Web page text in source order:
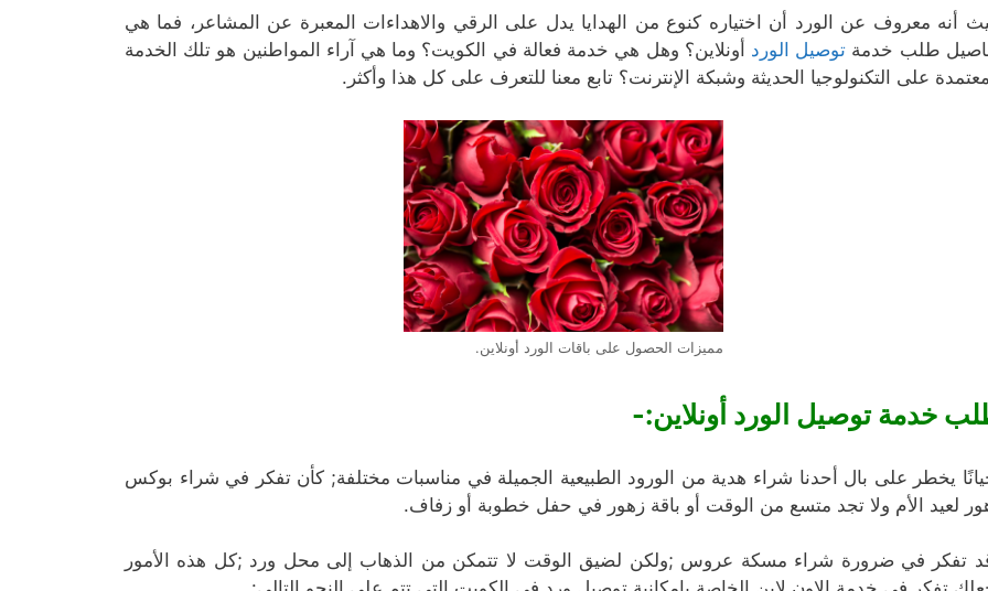
أنه معروف عن الورد أن اختياره كنوع من الهدايا يدل على الرقي والاهداءات المعبرة عن المشاعر، فما هي
طلب خدمة توصيل الورد أونلاين؟ وهل هي خدمة فعالة في الكويت؟ وما هي آراء المواطنين هو تلك الخدمة
على التكنولوجيا الحديثة وشبكة الإنترنت؟ تابع معنا للتعرف على كل هذا وأكثر.
مميزات الحصول على باقات الورد أونلاين.
خدمة توصيل الورد أونلاين:-
يخطر على بال أحدنا شراء هدية من الورود الطبيعية الجميلة في مناسبات مختلفة; كأن تفكر في شراء بوكس
لعيد الأم ولا تجد متسع من الوقت أو باقة زهور في حفل خطوبة أو زفاف.
تفكر في ضرورة شراء مسكة عروس ;ولكن لضيق الوقت لا تتمكن من الذهاب إلى محل ورد ;كل هذه الأمور